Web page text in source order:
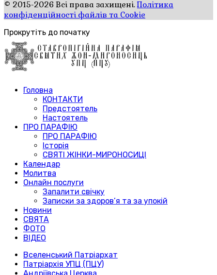
© 2015-2026 Всі права захищені.Політика
конфіденційності файлів та Cookie
Прокрутіть до початку
Головна
КОНТАКТИ
Предстоятель
Настоятель
ПРО ПАРАФІЮ
ПРО ПАРАФІЮ
Історія
СВЯТІ ЖІНКИ-МИРОНОСИЦІ
Календар
Молитва
Онлайн послуги
Запалити свічку
Записки за здоров’я та за упокій
Новини
СВЯТА
ФОТО
ВІДЕО
Вселенський Патріархат
Патріархія УПЦ (ПЦУ)